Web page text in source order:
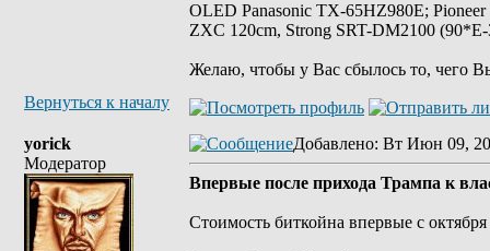
OLED Panasonic TX-65HZ980E;
ZXC 120cm, Strong SRT-DM2100
Желаю, чтобы у Вас сбылось то, чего
Вернуться к началу
yorick
Модератор
Добавлено: Вт Июн 09,
Впервые после прихода Трампа к
Стоимость биткойна впервые с